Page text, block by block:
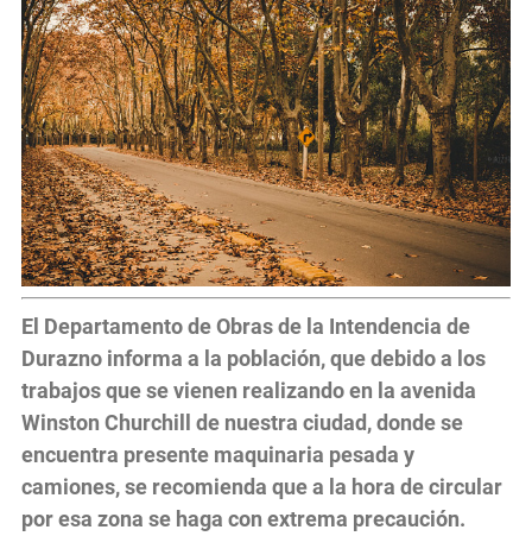
El Departamento de Obras de la Intendencia de
Durazno informa a la población, que debido a los
trabajos que se vienen realizando en la avenida
Winston Churchill de nuestra ciudad, donde se
encuentra presente maquinaria pesada y
camiones, se recomienda que a la hora de circular
por esa zona se haga con extrema precaución.